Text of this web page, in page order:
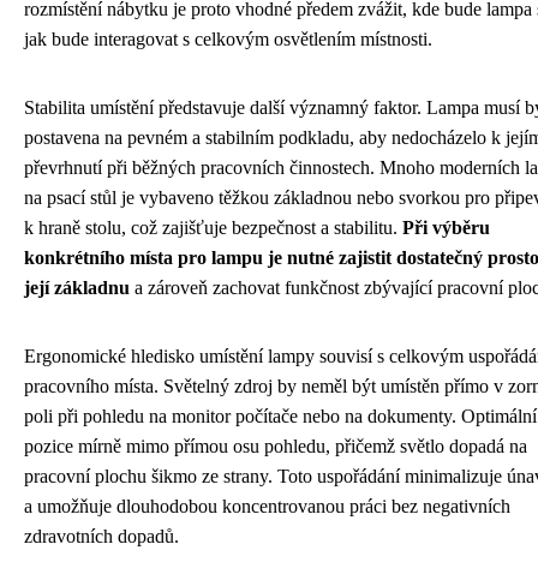
rozmístění nábytku je proto vhodné předem zvážit, kde bude lampa
jak bude interagovat s celkovým osvětlením místnosti.
Stabilita umístění představuje další významný faktor. Lampa musí
postavena na pevném a stabilním podkladu, aby nedocházelo k
převrhnutí při běžných pracovních činnostech. Mnoho moderních
na psací stůl je vybaveno těžkou základnou nebo svorkou pro
k hraně stolu, což zajišťuje bezpečnost a stabilitu. Při výběru
konkrétního místa pro lampu je nutné zajistit dostatečný
její základnu a zároveň zachovat funkčnost zbývající pracovní
Ergonomické hledisko umístění lampy souvisí s celkovým
pracovního místa. Světelný zdroj by neměl být umístěn přímo v
poli při pohledu na monitor počítače nebo na dokumenty.
pozice mírně mimo přímou osu pohledu, přičemž světlo dopadá na
pracovní plochu šikmo ze strany. Toto uspořádání minimalizuje
a umožňuje dlouhodobou koncentrovanou práci bez negativních
zdravotních dopadů.